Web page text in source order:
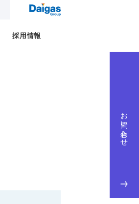
採用情報
お問い合わせ